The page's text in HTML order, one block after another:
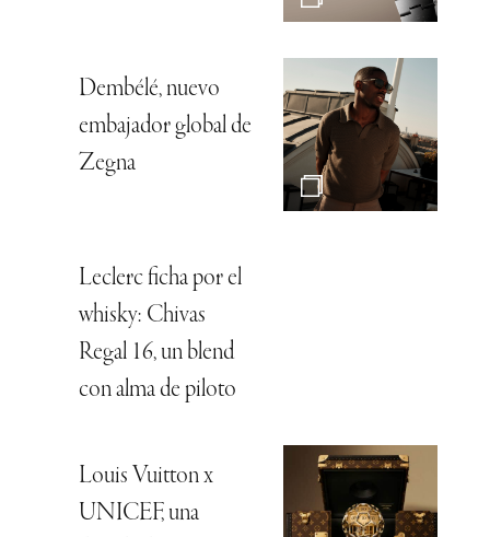
Dembélé, nuevo
embajador global de
Zegna
Leclerc ficha por el
whisky: Chivas
Regal 16, un blend
con alma de piloto
Louis Vuitton x
UNICEF, una